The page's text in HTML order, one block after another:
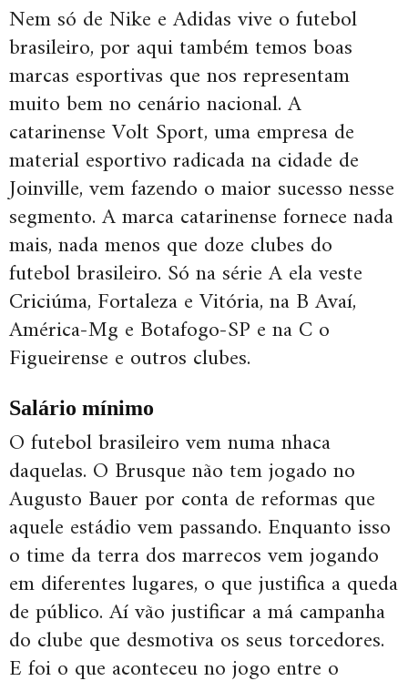
Nem só de Nike e Adidas vive o futebol
brasileiro, por aqui também temos boas
marcas esportivas que nos representam
muito bem no cenário nacional. A
catarinense Volt Sport, uma empresa de
material esportivo radicada na cidade de
Joinville, vem fazendo o maior sucesso nesse
segmento. A marca catarinense fornece nada
mais, nada menos que doze clubes do
futebol brasileiro. Só na série A ela veste
Criciúma, Fortaleza e Vitória, na B Avaí,
América-Mg e Botafogo-SP e na C o
Figueirense e outros clubes.
Salário mínimo
O futebol brasileiro vem numa nhaca
daquelas. O Brusque não tem jogado no
Augusto Bauer por conta de reformas que
aquele estádio vem passando. Enquanto isso
o time da terra dos marrecos vem jogando
em diferentes lugares, o que justifica a queda
de público. Aí vão justificar a má campanha
do clube que desmotiva os seus torcedores.
E foi o que aconteceu no jogo entre o